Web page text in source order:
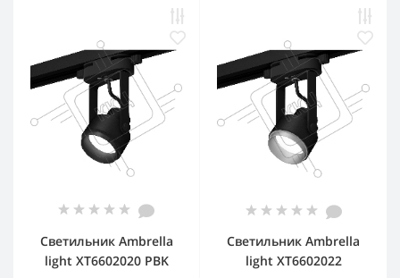
Светильник Ambrella
light XT6602020 PBK
Светильник Ambrella
light XT6602022